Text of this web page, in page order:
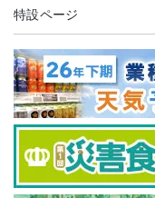
特設ページ